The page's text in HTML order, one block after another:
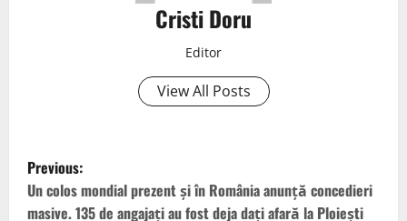
Cristi Doru
Editor
View All Posts
Previous:
Un colos mondial prezent și în România anunță concedieri
masive. 135 de angajați au fost deja dați afară la Ploiești